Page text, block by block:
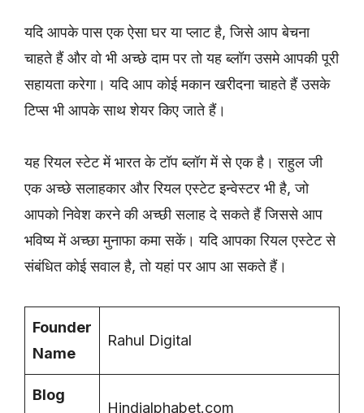
यदि आपके पास एक ऐसा घर या प्लाट है, जिसे आप बेचना
चाहते हैं और वो भी अच्छे दाम पर तो यह ब्लॉग उसमे आपकी पूरी
सहायता करेगा। यदि आप कोई मकान खरीदना चाहते हैं उसके
टिप्स भी आपके साथ शेयर किए जाते हैं।
यह रियल स्टेट में भारत के टॉप ब्लॉग में से एक है। राहुल जी
एक अच्छे सलाहकार और रियल एस्टेट इन्वेस्टर भी है, जो
आपको निवेश करने की अच्छी सलाह दे सकते हैं जिससे आप
भविष्य में अच्छा मुनाफा कमा सकें। यदि आपका रियल एस्टेट से
संबंधित कोई सवाल है, तो यहां पर आप आ सकते हैं।
Founder
Name
Rahul Digital
Blog
Hindialphabet.com